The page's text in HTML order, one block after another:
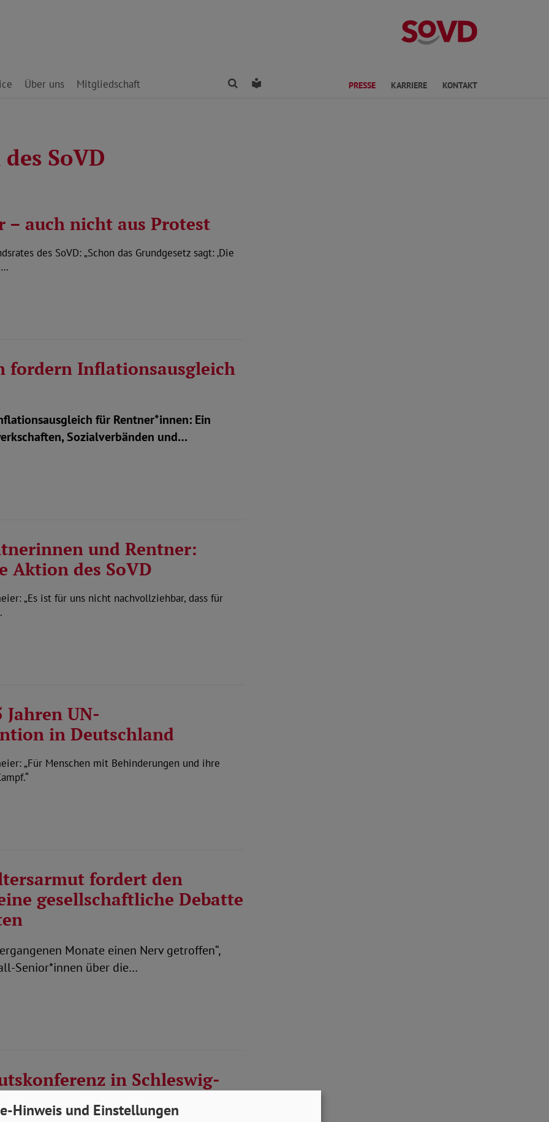
Über uns Mitgliedschaft FindenLeichte Sprache PRESSE KARRIERE KONTAKT
SoVD
auch nicht aus Protest
des SoVD: „Schon das Grundgesetz sagt: ‚Die
fordern Inflationsausgleich
für Rentner*innen: Ein
Sozialverbänden und…
und Rentner:
Aktion des SoVD
„Es ist für uns nicht nachvollziehbar, dass für
UN-
in Deutschland
„Für Menschen mit Behinderungen und ihre
fordert den
gesellschaftliche Debatte
Monate einen Nerv getroffen“,
Senior*innen über die…
in Schleswig-
, aber ein Handlungsdefizit
Hinweis und Einstellungen